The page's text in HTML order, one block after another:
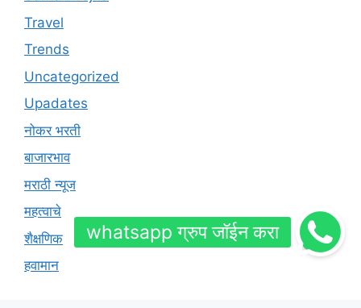
Travel
Trends
Uncategorized
Upadates
नोकर भरती
बाजारभाव
मराठी न्यूज
महत्वाचे
शैक्षणिक
हवामान